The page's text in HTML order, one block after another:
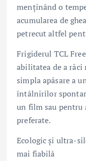
menținând o
acumularea de
petrecut altfel
Frigiderul TCL
abilitatea de a
simpla apăsare a
întâlnirilor
un film sau
preferate.
Ecologic și ultra-
mai fiabilă